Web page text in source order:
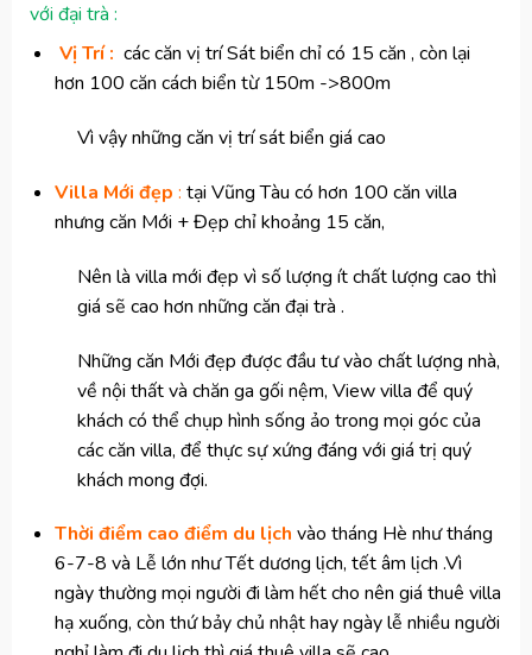
với đại trà :
Vị Trí: các căn vị trí Sát biển chỉ có 15 căn , còn lại
hơn 100 căn cách biển từ 150m ->800m
Vì vậy những căn vị trí sát biển giá cao
Villa Mới đẹp : tại Vũng Tàu có hơn 100 căn villa
nhưng căn Mới + Đẹp chỉ khoảng 15 căn,
Nên là villa mới đẹp vì số lượng ít chất lượng cao thì
giá sẽ cao hơn những căn đại trà .
Những căn Mới đẹp được đầu tư vào chất lượng nhà,
về nội thất và chăn ga gối nệm, View villa để quý
khách có thể chụp hình sống ảo trong mọi góc của
các căn villa, để thực sự xứng đáng với giá trị quý
khách mong đợi.
Thời điểm cao điểm du lịch vào tháng Hè như tháng
6-7-8 và Lễ lớn như Tết dương lịch, tết âm lịch .Vì
ngày thường mọi người đi làm hết cho nên giá thuê villa
hạ xuống, còn thứ bảy chủ nhật hay ngày lễ nhiều người